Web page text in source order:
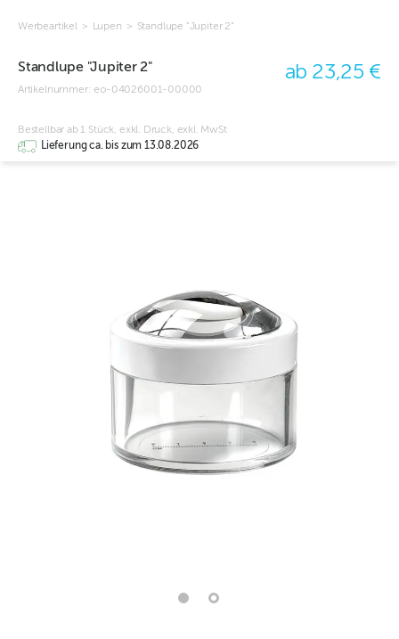
Werbeartikel > Lupen > Standlupe "Jupiter 2"
Standlupe "Jupiter 2"
Artikelnummer:eo-04026001-00000
ab 23,25 €
Bestellbar ab 1 Stück, exkl. Druck, exkl. MwSt
Lieferung ca. bis zum 13.08.2026